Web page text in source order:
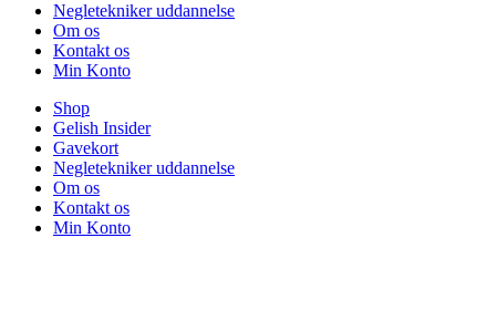
Negletekniker uddannelse
Om os
Kontakt os
Min Konto
Shop
Gelish Insider
Gavekort
Negletekniker uddannelse
Om os
Kontakt os
Min Konto